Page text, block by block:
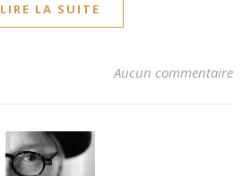
LIRE LA SUITE
Aucun commentaire